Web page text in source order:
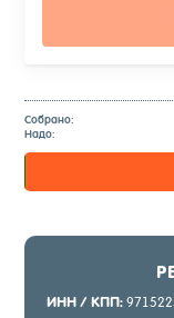
ИНН / КПП: